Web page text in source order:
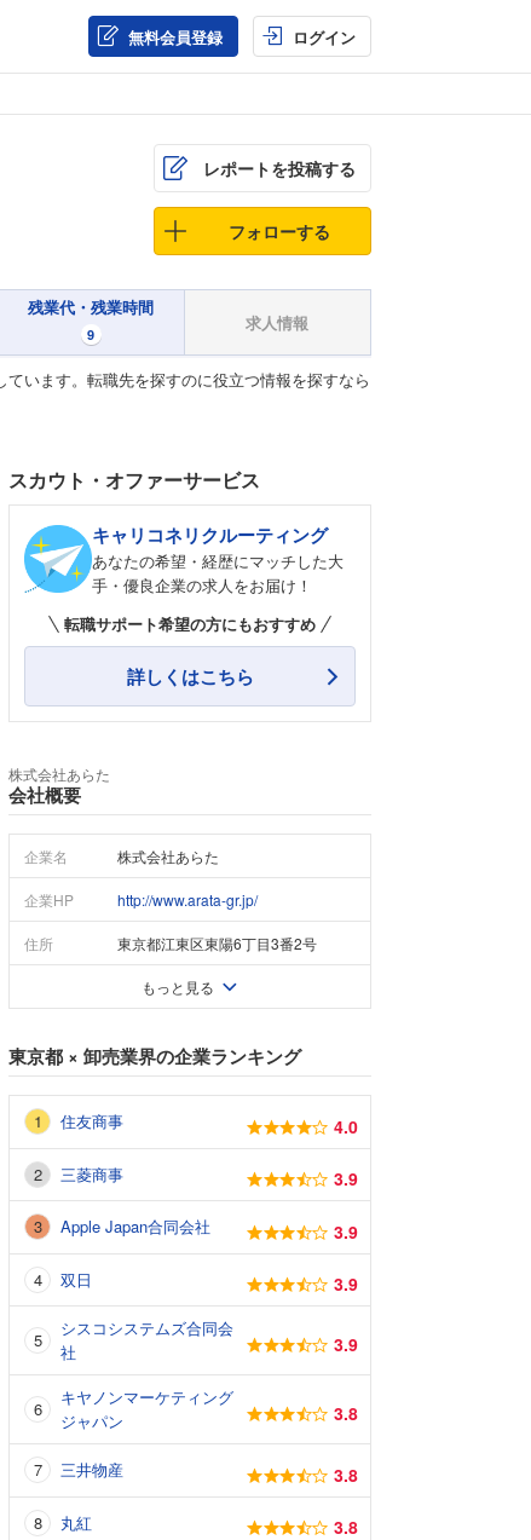
無料会員登録 ログイン
レポートを投稿する
フォローする
残業代・残業時間
9
求人情報
います。転職先を探すのに役立つ情報を探すなら
スカウト・オファーサービス
キャリコネリクルーティング
あなたの希望・経歴にマッチした大
手・優良企業の求人をお届け！
転職サポート希望の方にもおすすめ
詳しくはこちら
株式会社あらた
会社概要
企業名 株式会社あらた
企業HP http://www.arata-gr.jp/
住所 東京都江東区東陽6丁目3番2号
もっと見る
東京都 × 卸売業界の企業ランキング
住友商事 4.0
三菱商事 3.9
Apple Japan合同会社 3.9
双日 3.9
シスコシステムズ合同会
社
3.9
キヤノンマーケティング
ジャパン
3.8
三井物産 3.8
丸紅 3.8